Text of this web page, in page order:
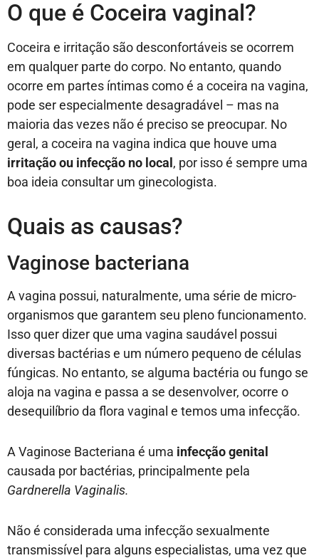
O que é Coceira vaginal?
Coceira e irritação são desconfortáveis se ocorrem
em qualquer parte do corpo. No entanto, quando
ocorre em partes íntimas como é a coceira na vagina,
pode ser especialmente desagradável – mas na
maioria das vezes não é preciso se preocupar. No
geral, a coceira na vagina indica que houve uma
irritação ou infecção no local , por isso é sempre uma
boa ideia consultar um ginecologista.
Quais as causas?
Vaginose bacteriana
A vagina possui, naturalmente, uma série de micro-
organismos que garantem seu pleno funcionamento.
Isso quer dizer que uma vagina saudável possui
diversas bactérias e um número pequeno de células
fúngicas. No entanto, se alguma bactéria ou fungo se
aloja na vagina e passa a se desenvolver, ocorre o
desequilíbrio da flora vaginal e temos uma infecção.
A Vaginose Bacteriana é uma infecção genital
causada por bactérias, principalmente pela
Gardnerella Vaginalis.
Não é considerada uma infecção sexualmente
transmissível para alguns especialistas, uma vez que